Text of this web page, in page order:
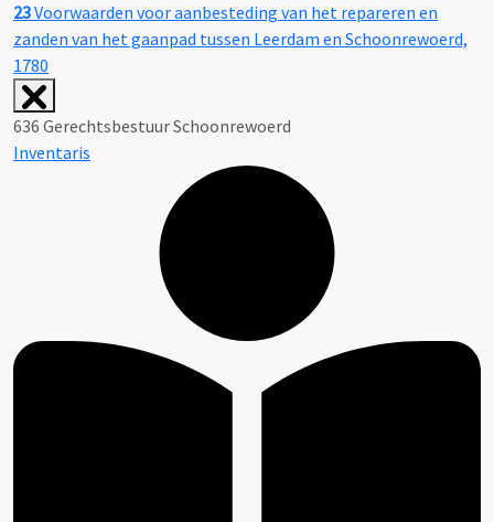
23Voorwaarden voor aanbesteding van het repareren en
zanden van het gaanpad tussen Leerdam en Schoonrewoerd,
1780
636 Gerechtsbestuur Schoonrewoerd
Inventaris